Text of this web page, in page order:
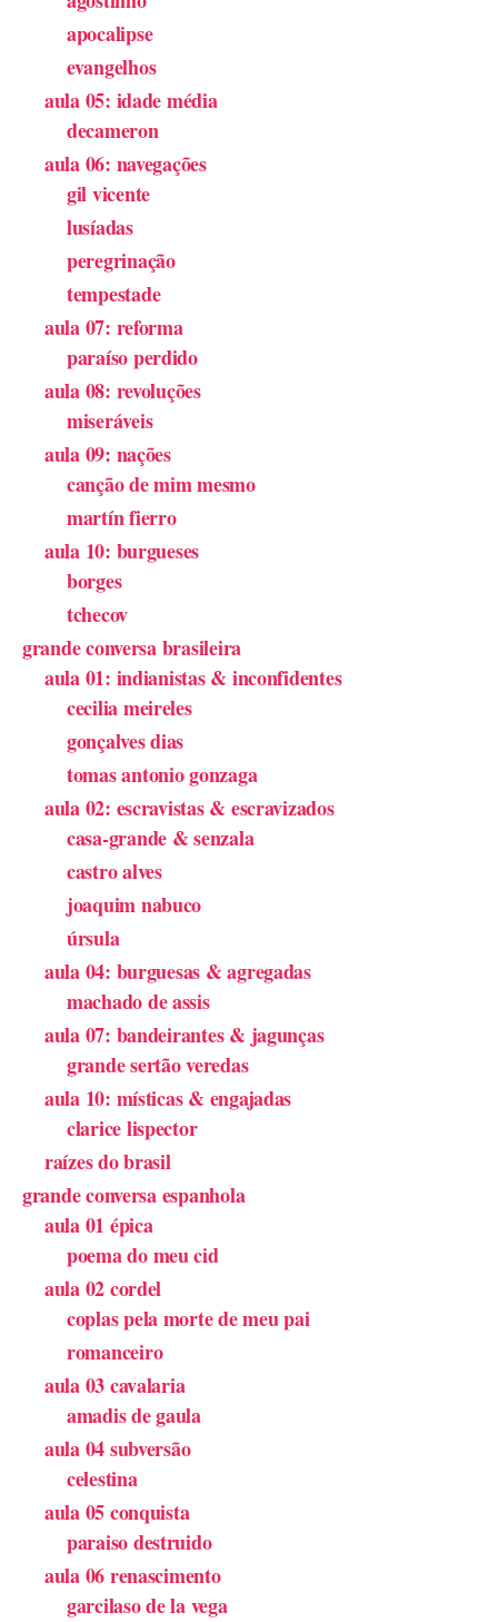
apocalipse
evangelhos
aula 05: idade média
decameron
aula 06: navegações
gil vicente
lusíadas
peregrinação
tempestade
aula 07: reforma
paraíso perdido
aula 08: revoluções
miseráveis
aula 09: nações
canção de mim mesmo
martín fierro
aula 10: burgueses
borges
tchecov
grande conversa brasileira
aula 01: indianistas & inconfidentes
cecilia meireles
gonçalves dias
tomas antonio gonzaga
aula 02: escravistas & escravizados
casa-grande & senzala
castro alves
joaquim nabuco
úrsula
aula 04: burguesas & agregadas
machado de assis
aula 07: bandeirantes & jagunças
grande sertão veredas
aula 10: místicas & engajadas
clarice lispector
raízes do brasil
grande conversa espanhola
aula 01 épica
poema do meu cid
aula 02 cordel
coplas pela morte de meu pai
romanceiro
aula 03 cavalaria
amadis de gaula
aula 04 subversão
celestina
aula 05 conquista
paraiso destruido
aula 06 renascimento
garcilaso de la vega